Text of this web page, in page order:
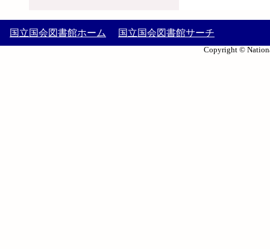
国立国会図書館ホーム 国立国会図書館サーチ
Copyright ©